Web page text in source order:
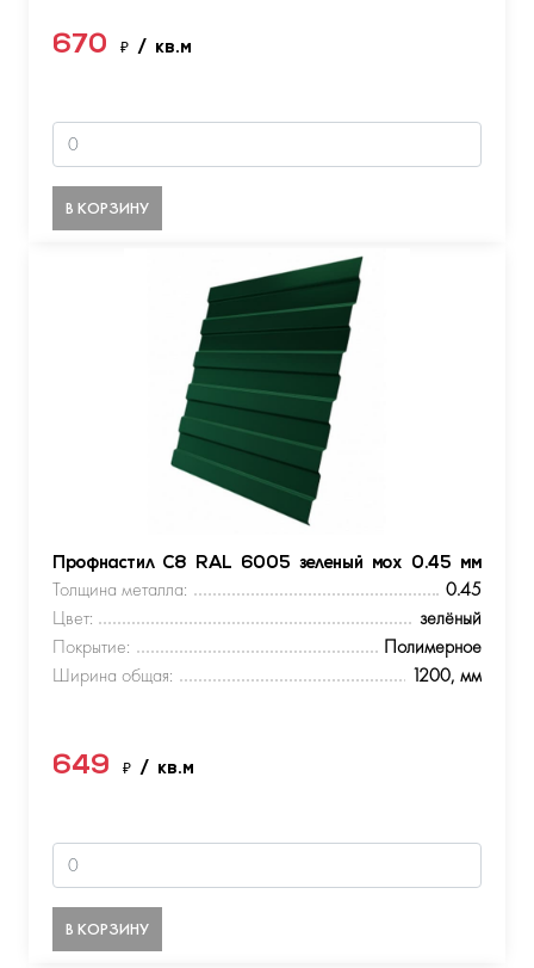
670 ₽ / кв.м
В КОРЗИНУ
Профнастил С8 RAL 6005 зеленый мох 0.45 мм
Толщина металла:
0.45
Цвет:
зелёный
Покрытие:
Полимерное
Ширина общая:
1200, мм
649 ₽ / кв.м
В КОРЗИНУ